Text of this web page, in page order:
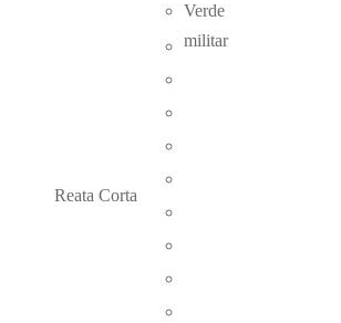
Verde
militar
Reata Corta